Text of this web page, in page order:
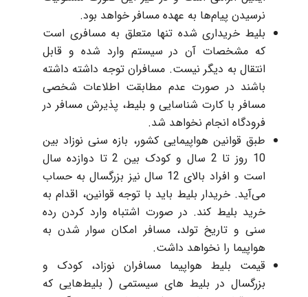
نرسیدن پیام‌ها به عهده مسافر خواهد بود.
بلیط خریداری شده تنها متعلق به مسافری است
که مشخصات آن در سیستم وارد شده و قابل
انتقال به دیگر نیست. مسافران توجه داشته داشته
باشند در صورت عدم مطابقت اطلاعات شخصی
مسافر با کارت شناسایی و بلیط، پذیرش مسافر در
فرودگاه انجام نخواهد شد.
طبق قوانین هواپیمایی کشور، بازه سنی نوزاد بین
10 روز تا 2 سال و کودک بین 2 تا دوازده سال
است و افراد بالای 12 سال نیز بزرگسال به حساب
می‌آید. خریدار بلیط باید با توجه قوانین، اقدام به
خرید بلیط کند. در صورت اشتباه وارد کردن رده
سنی و تاریخ تولد، مسافر امکان سوار شدن به
هواپیما را نخواهد داشت.
قیمت بلیط هواپیما مسافران نوزاد، کودک و
بزرگسال در بلیط های سیستمی ( بلیط‌هایی که